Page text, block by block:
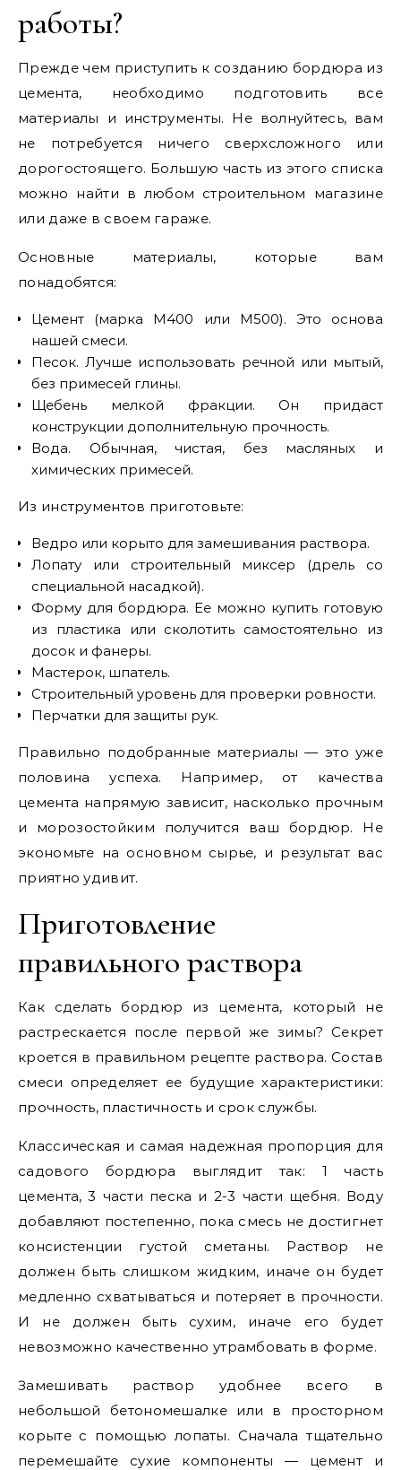
работы?
Прежде чем приступить к созданию бордюра из
цемента, необходимо подготовить все
материалы и инструменты. Не волнуйтесь, вам
не потребуется ничего сверхсложного или
дорогостоящего. Большую часть из этого списка
можно найти в любом строительном магазине
или даже в своем гараже.
Основные материалы, которые вам
понадобятся:
Цемент (марка М400 или М500). Это основа
нашей смеси.
Песок. Лучше использовать речной или мытый,
без примесей глины.
Щебень мелкой фракции. Он придаст
конструкции дополнительную прочность.
Вода. Обычная, чистая, без масляных и
химических примесей.
Из инструментов приготовьте:
Ведро или корыто для замешивания раствора.
Лопату или строительный миксер (дрель со
специальной насадкой).
Форму для бордюра. Ее можно купить готовую
из пластика или сколотить самостоятельно из
досок и фанеры.
Мастерок, шпатель.
Строительный уровень для проверки ровности.
Перчатки для защиты рук.
Правильно подобранные материалы — это уже
половина успеха. Например, от качества
цемента напрямую зависит, насколько прочным
и морозостойким получится ваш бордюр. Не
экономьте на основном сырье, и результат вас
приятно удивит.
Приготовление
правильного раствора
Как сделать бордюр из цемента, который не
растрескается после первой же зимы? Секрет
кроется в правильном рецепте раствора. Состав
смеси определяет ее будущие характеристики:
прочность, пластичность и срок службы.
Классическая и самая надежная пропорция для
садового бордюра выглядит так: 1 часть
цемента, 3 части песка и 2-3 части щебня. Воду
добавляют постепенно, пока смесь не достигнет
консистенции густой сметаны. Раствор не
должен быть слишком жидким, иначе он будет
медленно схватываться и потеряет в прочности.
И не должен быть сухим, иначе его будет
невозможно качественно утрамбовать в форме.
Замешивать раствор удобнее всего в
небольшой бетономешалке или в просторном
корыте с помощью лопаты. Сначала тщательно
перемешайте сухие компоненты — цемент и